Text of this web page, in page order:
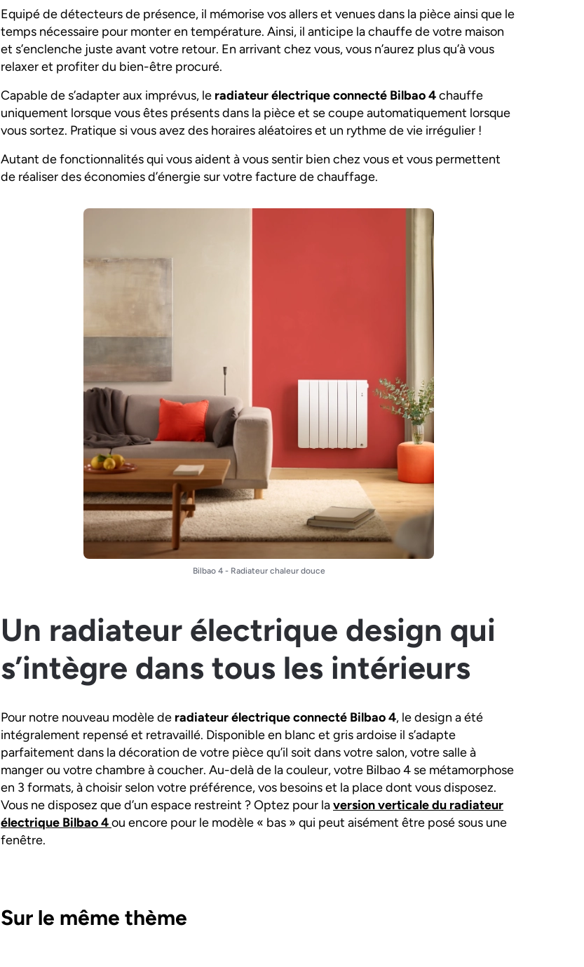
Equipé de détecteurs de présence, il mémorise vos allers et venues dans la pièce ainsi que le
temps nécessaire pour monter en température. Ainsi, il anticipe la chauffe de votre maison
et s’enclenche juste avant votre retour. En arrivant chez vous, vous n’aurez plus qu’à vous
relaxer et profiter du bien-être procuré.
Capable de s’adapter aux imprévus, le radiateur électrique connecté Bilbao 4chauffe
uniquement lorsque vous êtes présents dans la pièce et se coupe automatiquement lorsque
vous sortez. Pratique si vous avez des horaires aléatoires et un rythme de vie irrégulier !
Autant de fonctionnalités qui vous aident à vous sentir bien chez vous et vous permettent
de réaliser des économies d’énergie sur votre facture de chauffage.
Bilbao 4 - Radiateur chaleur douce
Un radiateur électrique design qui
s’intègre dans tous les intérieurs
Pour notre nouveau modèle de radiateur électrique connecté Bilbao 4, le design a été
intégralement repensé et retravaillé. Disponible en blanc et gris ardoise il s’adapte
parfaitement dans la décoration de votre pièce qu’il soit dans votre salon, votre salle à
manger ou votre chambre à coucher. Au-delà de la couleur, votre Bilbao 4 se métamorphose
en 3 formats, à choisir selon votre préférence, vos besoins et la place dont vous disposez.
Vous ne disposez que d’un espace restreint ? Optez pour laversion verticale du radiateur
électrique Bilbao 4ou encore pour le modèle « bas » qui peut aisément être posé sous une
fenêtre.
Sur le même thème